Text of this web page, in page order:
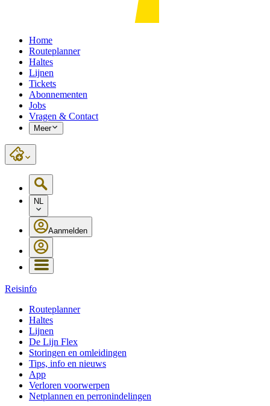
Home
Routeplanner
Haltes
Lijnen
Tickets
Abonnementen
Jobs
Vragen & Contact
Meer
NL
Aanmelden
Reisinfo
Routeplanner
Haltes
Lijnen
De Lijn Flex
Storingen en omleidingen
Tips, info en nieuws
App
Verloren voorwerpen
Netplannen en perronindelingen